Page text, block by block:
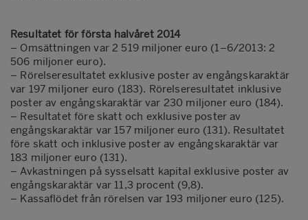
Resultatet för första halvåret 2014
– Omsättningen var 2 519 miljoner euro (1–6/2013: 2
506 miljoner euro).
– Rörelseresultatet exklusive poster av engångskaraktär
var 197 miljoner euro (183). Rörelseresultatet inklusive
poster av engångskaraktär var 230 miljoner euro (184).
– Resultatet före skatt och exklusive poster av
engångskaraktär var 157 miljoner euro (131). Resultatet
före skatt och inklusive poster av engångskaraktär var
183 miljoner euro (131).
– Avkastningen på sysselsatt kapital exklusive poster av
engångskaraktär var 11,3 procent (9,8).
– Kassaflödet från rörelsen var 193 miljoner euro (125).